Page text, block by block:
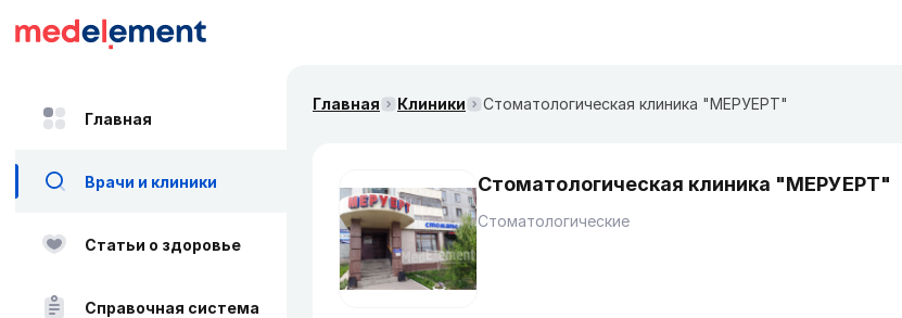
Главная
Врачи и клиники
Статьи о здоровье
Справочная система
Главная Клиники Стоматологическая клиника "МЕРУЕРТ"
Стоматологическая клиника "МЕРУЕРТ"
Стоматологические